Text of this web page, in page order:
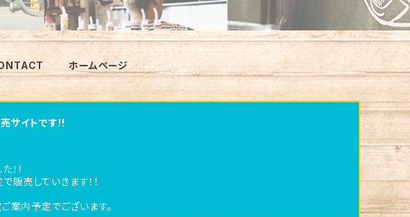
ホームページ
サイトです!!
！
売していきます！！
案内予定でございます。